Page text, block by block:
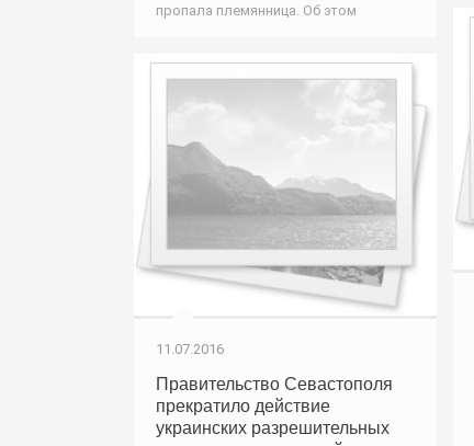
пропала племянница. Об этом
11.07.2016
Правительство Севастополя
прекратило действие
украинских разрешительных